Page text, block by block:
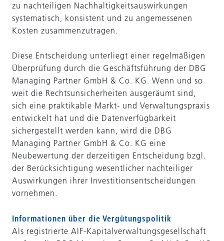
zu nachteiligen Nachhaltigkeitsauswirkungen
systematisch, konsistent und zu angemessenen
Kosten zusammenzutragen.
Diese Entscheidung unterliegt einer regelmäßigen
Überprüfung durch die Geschäftsführung der DBG
Managing Partner GmbH & Co. KG. Wenn und so
weit die Rechtsunsicherheiten ausgeräumt sind,
sich eine praktikable Markt- und Verwaltungspraxis
entwickelt hat und die Datenverfügbarkeit
sichergestellt werden kann, wird die DBG
Managing Partner GmbH & Co. KG eine
Neubewertung der derzeitigen Entscheidung bzgl.
der Berücksichtigung wesentlicher nachteiliger
Auswirkungen ihrer Investitionsentscheidungen
vornehmen.
Informationen über die Vergütungspolitik
Als registrierte AIF-Kapitalverwaltungsgesellschaft